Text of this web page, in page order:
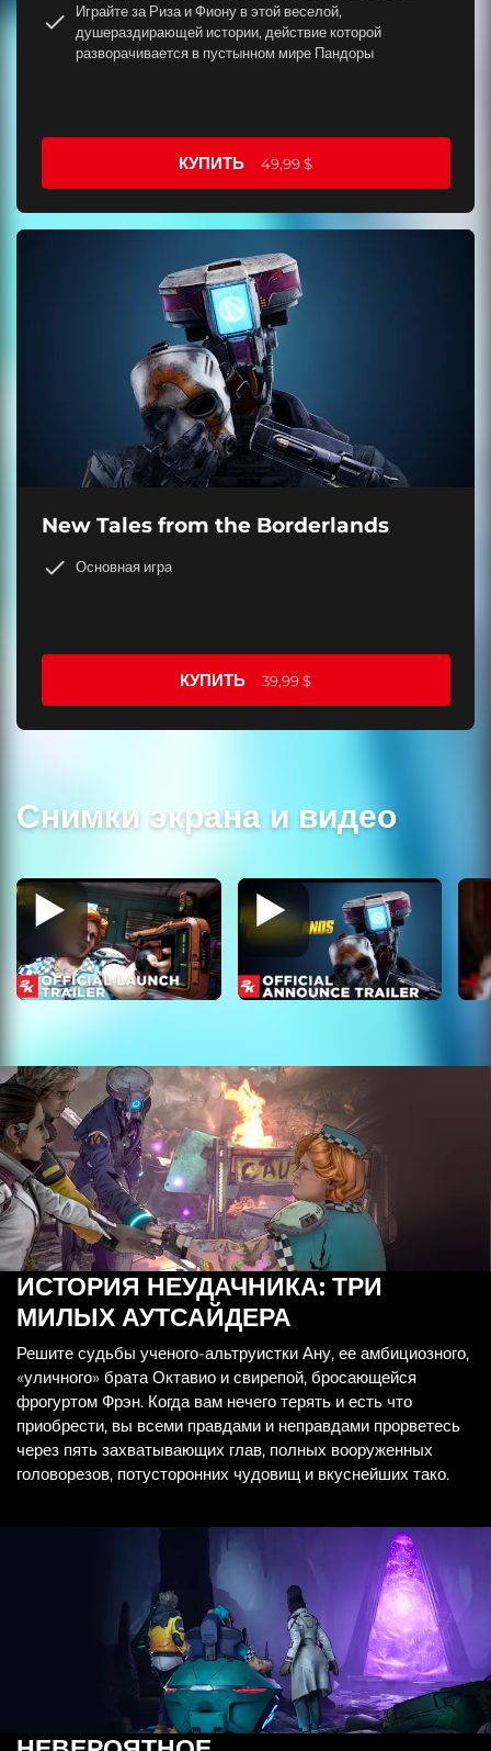
Играйте за Риза и Фиону в этой веселой,
душераздирающей истории, действие которой
разворачивается в пустынном мире Пандоры
КУПИТЬ 49,99 $
New Tales from the Borderlands
Основная игра
КУПИТЬ 39,99 $
Снимки экрана и видео
ИСТОРИЯ НЕУДАЧНИКА: ТРИ
МИЛЫХ АУТСАЙДЕРА
Решите судьбы ученого-альтруистки Ану, ее амбициозного,
«уличного» брата Октавио и свирепой, бросающейся
фрогуртом Фрэн. Когда вам нечего терять и есть что
приобрести, вы всеми правдами и неправдами прорветесь
через пять захватывающих глав, полных вооруженных
головорезов, потусторонних чудовищ и вкуснейших тако.